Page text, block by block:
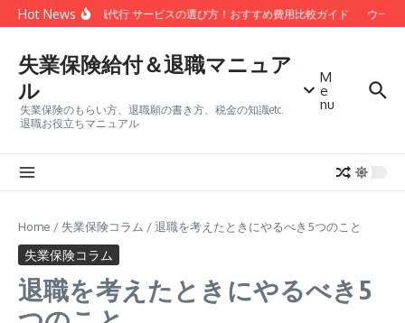
コンテンツへスキップ
Hot News安い 退職代行 サービスの選び方！おすすめ費用比較ガイド ウーバ
失業保険給付＆退職マニュア
ル
失業保険のもらい方、退職願の書き方、税金の知識etc.
退職お役立ちマニュアル
M
e
nu
Home / 失業保険コラム /退職を考えたときにやるべき5つのこと
失業保険コラム
退職を考えたときにやるべき5